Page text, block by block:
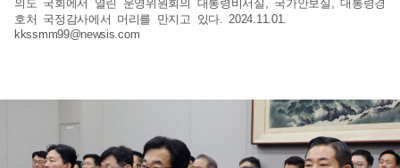
의도 국회에서 열린 운영위원회의 대통령비서실, 국가안보실, 대통령경
호처 국정감사에서 머리를 만지고 있다. 2024.11.01.
kkssmm99@newsis.com